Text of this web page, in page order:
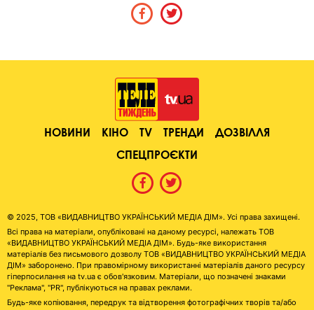
НОВИНИ КІНО TV ТРЕНДИ
ДОЗВІЛЛЯ
СПЕЦПРОЄКТИ
© 2025, ТОВ «ВИДАВНИЦТВО УКРАЇНСЬКИЙ МЕДІА ДІМ». Усі права захищені.
Всі права на матеріали, опубліковані на даному ресурсі, належать ТОВ
«ВИДАВНИЦТВО УКРАЇНСЬКИЙ МЕДІА ДІМ». Будь-яке використання
матеріалів без письмового дозволу ТОВ «ВИДАВНИЦТВО УКРАЇНСЬКИЙ МЕДІА
ДІМ» заборонено. При правомірному використанні матеріалів даного ресурсу
гіперпосилання на tv.ua є обов'язковим. Матеріали, що позначені знаками
"Реклама", "PR", публікуються на правах реклами.
Будь-яке копіювання, передрук та відтворення фотографічних творів та/або